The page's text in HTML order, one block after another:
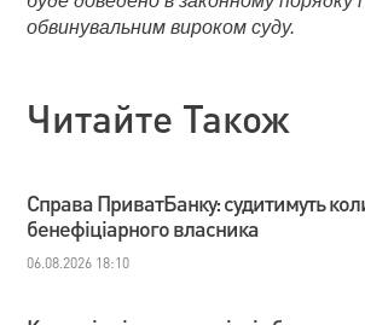
обвинувальним вироком суду.
Читайте Також
Справа ПриватБанку: судитимуть
бенефіціарного власника
06.08.2026 18:10